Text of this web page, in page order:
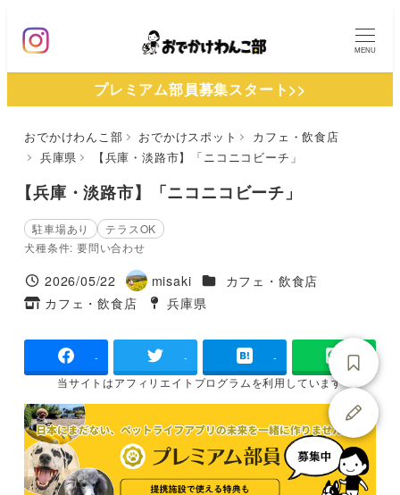
ン
MENU
プレミアム部員募集スタート>>
おでかけわんこ部 おでかけスポット
カフェ・飲食店
兵庫県
【兵庫・淡路市】「ニコニコビーチ」
【兵庫・淡路市】「ニコニコビーチ」
駐車場あり
テラスOK
犬種条件: 要問い合わせ
投稿日
2026/05/22
著
者
misaki 施設ジャンル
カフェ・飲食店
タグ
カフェ・飲食店
タグ
兵庫県
- - -
当サイトはアフィリエイトプログラムを利用しています